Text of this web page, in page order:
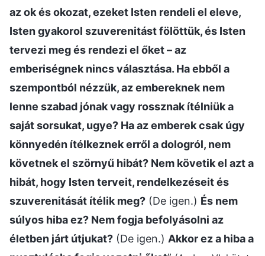
az ok és okozat, ezeket Isten rendeli el eleve,
Isten gyakorol szuverenitást fölöttük, és Isten
tervezi meg és rendezi el őket – az
emberiségnek nincs választása. Ha ebből a
szempontból nézzük, az embereknek nem
lenne szabad jónak vagy rossznak ítélniük a
saját sorsukat, ugye? Ha az emberek csak úgy
könnyedén ítélkeznek erről a dologról, nem
követnek el szörnyű hibát? Nem követik el azt a
hibát, hogy Isten terveit, rendelkezéseit és
szuverenitását ítélik meg? (De igen.) És nem
súlyos hiba ez? Nem fogja befolyásolni az
életben járt útjukat? (De igen.) Akkor ez a hiba a